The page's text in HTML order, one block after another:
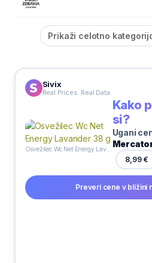
Prikaži celotno
Sivix
Real Prices. Real Data
Kako
si?
Ugani
8,99 €
Preveri cene v bližini